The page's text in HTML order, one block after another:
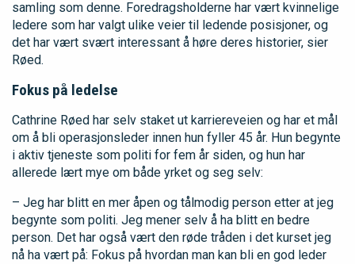
samling som denne. Foredragsholderne har vært kvinnelige
ledere som har valgt ulike veier til ledende posisjoner, og
det har vært svært interessant å høre deres historier, sier
Røed.
Fokus på ledelse
Cathrine Røed har selv staket ut karriereveien og har et mål
om å bli operasjonsleder innen hun fyller 45 år. Hun begynte
i aktiv tjeneste som politi for fem år siden, og hun har
allerede lært mye om både yrket og seg selv:
– Jeg har blitt en mer åpen og tålmodig person etter at jeg
begynte som politi. Jeg mener selv å ha blitt en bedre
person. Det har også vært den røde tråden i det kurset jeg
nå ha vært på: Fokus på hvordan man kan bli en god leder